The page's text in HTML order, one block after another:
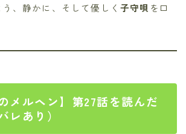
、静かに、そして優しく 子守唄 を口
メルヘン】第27話を読んだ
レあり）